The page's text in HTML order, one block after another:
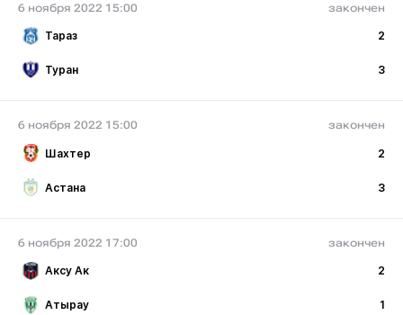
6 ноября 2022 15:00 закончен
Тараз 2
Туран 3
6 ноября 2022 15:00 закончен
Шахтер 2
Астана 3
6 ноября 2022 17:00 закончен
Аксу Ак 2
Атырау 1